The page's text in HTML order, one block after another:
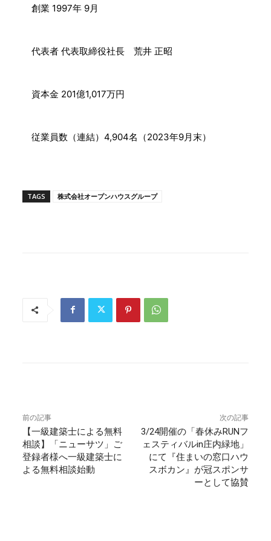
創業 1997年 9月
代表者 代表取締役社長 荒井 正昭
資本金 201億1,017万円
従業員数（連結）4,904名（2023年9月末）
TAGS 株式会社オープンハウスグループ
前の記事
【一級建築士による無料
相談】「ニューサツ」ご
登録者様へ一級建築士に
よる無料相談始動
次の記事
3/24開催の「春休みRUNフ
ェスティバルin庄内緑地」
にて『住まいの窓口ハウ
スボカン』が冠スポンサ
ーとして協賛